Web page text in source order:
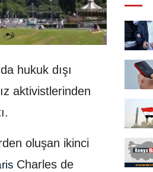
hukuk dışı
aktivistlerinden
oluşan ikinci
Charles de